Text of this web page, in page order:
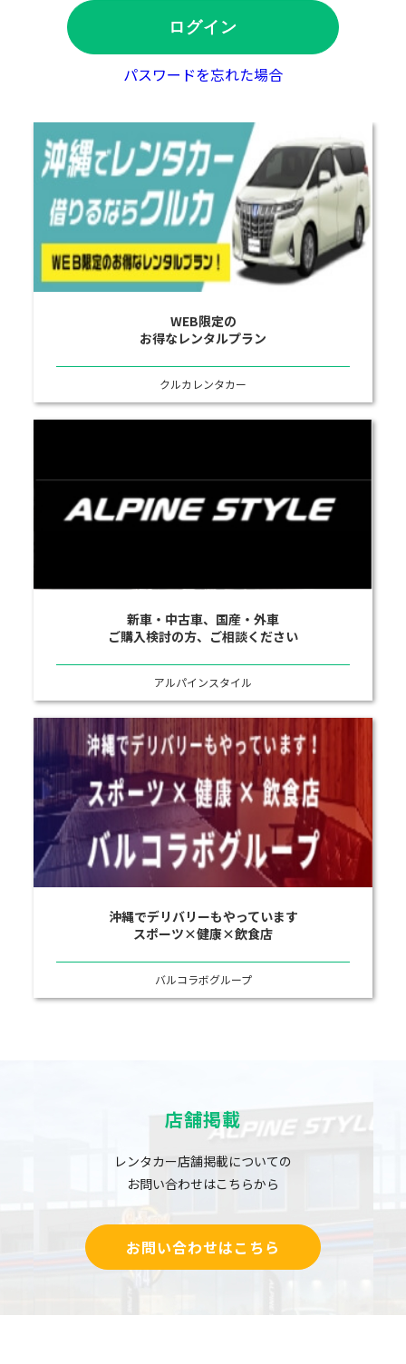
パスワードを忘れた場合
WEB限定の
お得なレンタルプラン
クルカレンタカー
新車・中古車、国産・外車
ご購入検討の方、ご相談ください
アルパインスタイル
沖縄でデリバリーもやっています
スポーツ×健康×飲食店
バルコラボグループ
店舗掲載
レンタカー店舗掲載についての
お問い合わせはこちらから
お問い合わせはこちら